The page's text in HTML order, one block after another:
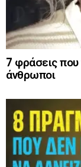
7 φράσεις που
άνθρωποι